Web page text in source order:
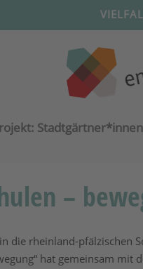
Stadtgärtner*innen
–
rheinland-pfälzischen
hat gemeinsam mit